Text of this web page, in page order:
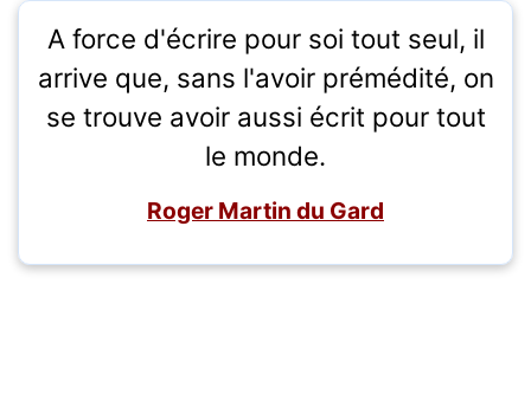
A force d'écrire pour soi tout seul, il
arrive que, sans l'avoir prémédité, on
se trouve avoir aussi écrit pour tout
le monde.
Roger Martin du Gard